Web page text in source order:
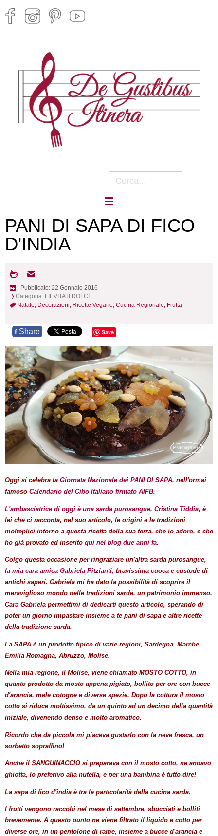
PANI DI SAPA DI FICO
D'INDIA
Pubblicato: 22 Gennaio 2016
Categoria: LIEVITATI DOLCI
Natale, Decorazioni, Ricette Vegane, Cucina Regionale, Frutta
f Share Save
Oggi si celebra la Giornata Nazionale dei PANI DI SAPA, nell'ormai
famoso Calendario del Cibo Italiano firmato AIFB.
L'ambasciatrice di oggi è una sarda purosangue, Cristina Tiddia, è
lei che ci racconta, nel suo articolo, le origini e le tradizioni
molteplici intorno a questa ricetta della sua terra, che io adoro, e che
ho già provato ed inserito qui nel blog due anni fa.
Colgo questa occasione per ringraziare un'altra sarda purosangue,
la mia cara amica Gabriela Pitzianti, bravissima cuoca e custode di
antichi saperi. Gabriela mi ha dato la possibilità di scoprire il
meraviglioso mondo delle tradizioni sarde, un patrimonio immenso.
Cara Gabriela permettimi di dedicarti questo articolo, sperando di
poter un giorno impastare insieme a te pani di sapa e altre ricette
della tradizione sarda.
La SAPA è un prodotto tipico di varie regioni, Sardegna, Marche,
Emilia Romagna, Abruzzo, Molise.
Nella mia regione, il Molise, viene chiamato MOSTO COTTO, in
quanto prodotto da mosto appena pigiato, bollito per ore con bucce
d'arancia, mele cotogne e diverse spezie. Dopo la cottura il mosto
cotto si riduce moltissimo, da un quinto ad un decimo della quantità
iniziale, divenendo denso e molto aromatico.
Ricordo che da piccola mi piaceva gustarlo con la neve fresca, un
sorbetto sopraffino!
Anche il SANGUINACCIO si preparava con il mosto cotto, ne andavo
ghiotta, lo preferivo alla nutella, e per una bambina è tutto dire!
La sapa di fico d'india è tra le particolarità della cucina sarda.
I frutti vengono raccolti nel mese di settembre, sbucciati e bolliti
brevemente. A questo punto ne viene filtrato il liquido e cotto per
diverse ore, in un pentolone di rame, insieme a bucce d'arancia e